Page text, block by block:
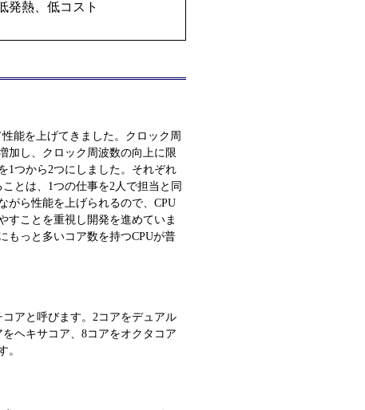
発熱、低コスト
能を上げてきました。クロック周
加し、クロック周波数の向上に限
1つから2つにしました。それぞれ
とは、1つの仕事を2人で担当と同
がら性能を上げられるので、CPU
すことを重視し開発を進めていま
もっと多いコア数を持つCPUが普
アと呼びます。2コアをデュアル
ヘキサコア、8コアをオクタコア
。